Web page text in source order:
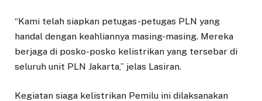
“Kami telah siapkan petugas-petugas PLN yang
handal dengan keahliannya masing-masing. Mereka
berjaga di posko-posko kelistrikan yang tersebar di
seluruh unit PLN Jakarta,” jelas Lasiran.
Kegiatan siaga kelistrikan Pemilu ini dilaksanakan